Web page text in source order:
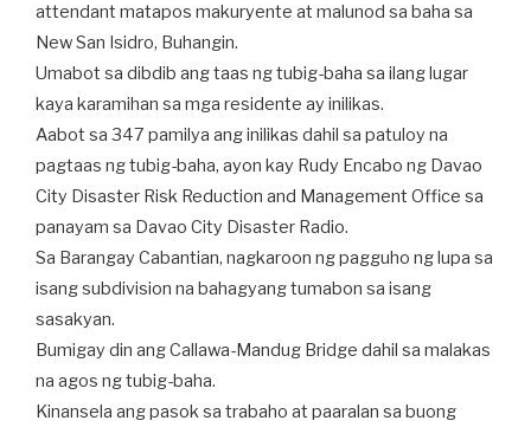
attendant matapos makuryente at malunod sa baha sa
New San Isidro, Buhangin.
Umabot sa dibdib ang taas ng tubig-baha sa ilang lugar
kaya karamihan sa mga residente ay inilikas.
Aabot sa 347 pamilya ang inilikas dahil sa patuloy na
pagtaas ng tubig-baha, ayon kay Rudy Encabo ng Davao
City Disaster Risk Reduction and Management Office sa
panayam sa Davao City Disaster Radio.
Sa Barangay Cabantian, nagkaroon ng pagguho ng lupa sa
isang subdivision na bahagyang tumabon sa isang
sasakyan.
Bumigay din ang Callawa-Mandug Bridge dahil sa malakas
na agos ng tubig-baha.
Kinansela ang pasok sa trabaho at paaralan sa buong